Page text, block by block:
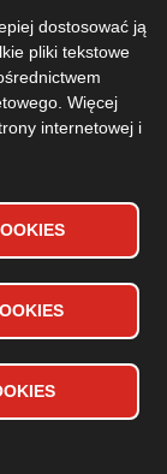
dostosować ją
pliki tekstowe
Więcej
internetowej i